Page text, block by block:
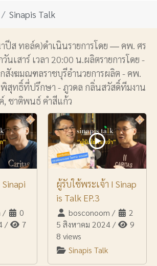
Sinapis Talk
ปีส ทอล์ค)ดำเนินรายการโดย ― คพ. ศร
นเสาร์ เวลา 20:00 น.ผลิตรายการโดย -
สังฆมณฑลราชบุรีอำนวยการผลิต - คพ.
สุทธิ์ที่ปรึกษา - ภูวดล กลิ่นสวัสดิ์ทีมงาน
, ชาติพนธ์ คำสีแก้ว
/
0
/
7
ผู้รับใช้พระเจ้า I Sinap
is Talk EP.3
bosconoom /
2
5 สิงหาคม 2024/
9
8 views
Sinapis Talk